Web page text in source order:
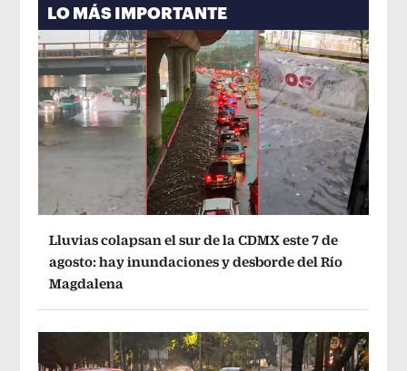
LO MÁS IMPORTANTE
Lluvias colapsan el sur de la CDMX este 7 de
agosto: hay inundaciones y desborde del Río
Magdalena